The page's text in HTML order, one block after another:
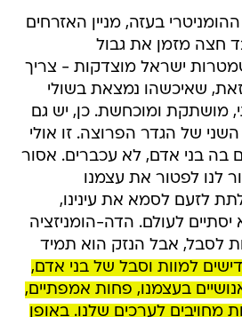
בעזה, מניין האזרחים
חצה מזמן את גבול
ישראל מוצדקות - צריך
שאיכשהו נמצאת בשולי
מושתקת ומוכחשת. כן, יש גם
של הגדר הפרוצה. זו אולי
בה בני אדם, לא עכברים. אסור
לנו לפטור את עצמנו
לזעם לסמא את עינינו,
לעולם. הדה-הומניזציה
לסבל, אבל הנזק הוא תמיד
למוות וסבל של בני אדם,
בעצמנו, פחות אמפתיים,
מחויבים לערכים שלנו. באופן